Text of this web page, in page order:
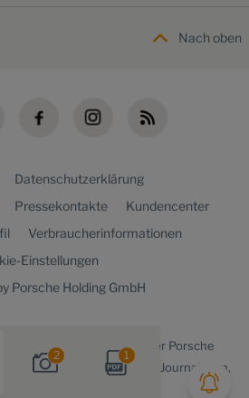
2 1
Nach oben
Datenschutzerklärung
Pressekontakte
Kundencenter
Verbraucherinformationen
Einstellungen
Porsche Holding GmbH
ist ein Angebot der Porsche
für Medienvertreter, Journalisten,